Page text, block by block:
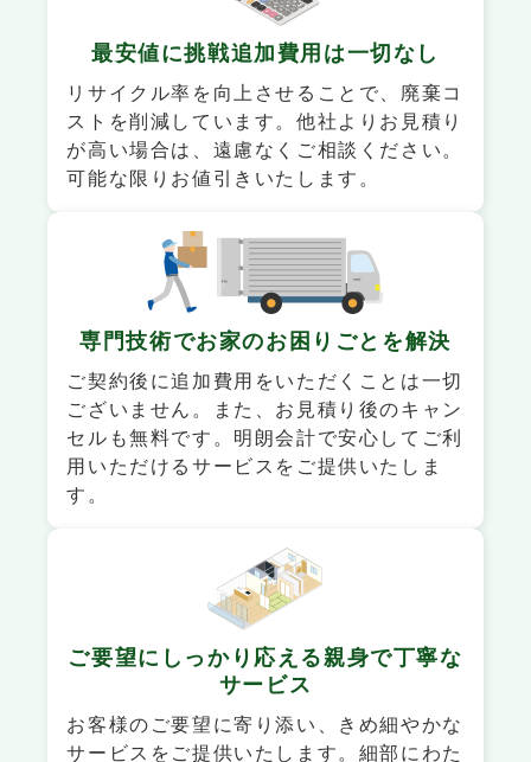
最安値に挑戦追加費用は一切なし
リサイクル率を向上させることで、廃棄コ
ストを削減しています。他社よりお見積り
が高い場合は、遠慮なくご相談ください。
可能な限りお値引きいたします。
専門技術でお家のお困りごとを解決
ご契約後に追加費用をいただくことは一切
ございません。また、お見積り後のキャン
セルも無料です。明朗会計で安心してご利
用いただけるサービスをご提供いたしま
す。
ご要望にしっかり応える親身で丁寧な
サービス
お客様のご要望に寄り添い、きめ細やかな
サービスをご提供いたします。細部にわた